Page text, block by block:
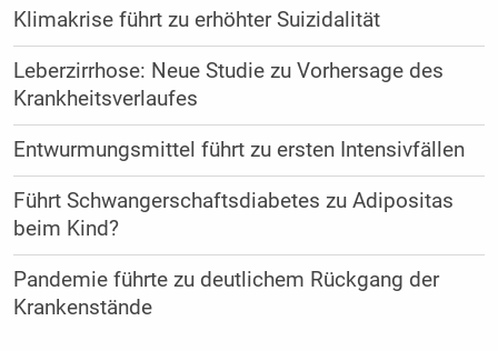
Klimakrise führt zu erhöhter Suizidalität
Leberzirrhose: Neue Studie zu Vorhersage des
Krankheitsverlaufes
Entwurmungsmittel führt zu ersten Intensivfällen
Führt Schwangerschaftsdiabetes zu Adipositas
beim Kind?
Pandemie führte zu deutlichem Rückgang der
Krankenstände